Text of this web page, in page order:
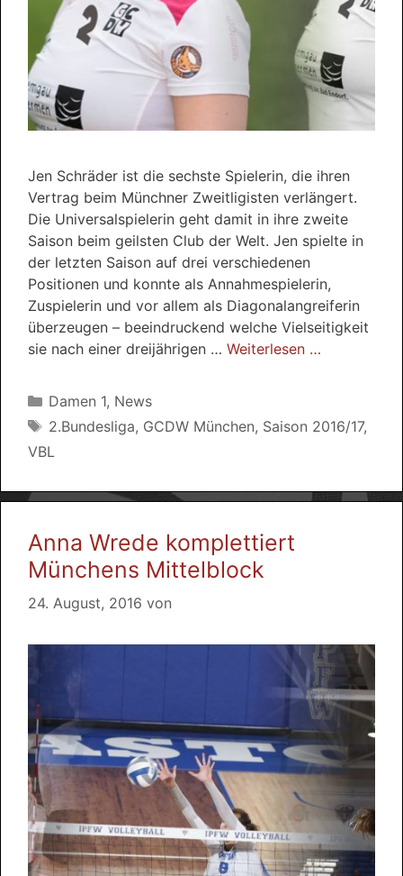
Jen Schräder ist die sechste Spielerin, die ihren
Vertrag beim Münchner Zweitligisten verlängert.
Die Universalspielerin geht damit in ihre zweite
Saison beim geilsten Club der Welt. Jen spielte in
der letzten Saison auf drei verschiedenen
Positionen und konnte als Annahmespielerin,
Zuspielerin und vor allem als Diagonalangreiferin
überzeugen – beeindruckend welche Vielseitigkeit
sie nach einer dreijährigen … Weiterlesen …
Kategorien
Damen 1, News
Schlagwörter
2.Bundesliga, GCDW München, Saison 2016/17,
VBL
Anna Wrede komplettiert
Münchens Mittelblock
24. August, 2016 von